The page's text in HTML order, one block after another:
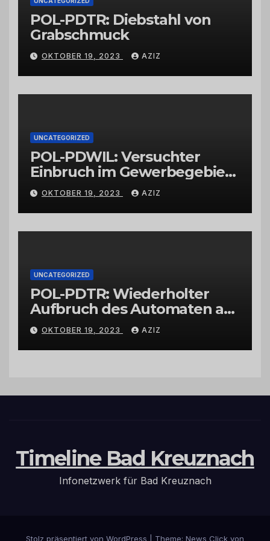
POL-PDTR: Diebstahl von
Grabschmuck
OKTOBER 19, 2023 AZIZ
UNCATEGORIZED
POL-PDWIL: Versuchter
Einbruch im Gewerbegebiet
Wittlich
OKTOBER 19, 2023 AZIZ
UNCATEGORIZED
POL-PDTR: Wiederholter
Aufbruch des Automaten am
Wohnmobilstellplatz in
Hermeskeil am Labachweg
OKTOBER 19, 2023 AZIZ
Timeline Bad Kreuznach
Infonetzwerk für Bad Kreuznach
Stolz präsentiert von WordPress Theme: News Click von